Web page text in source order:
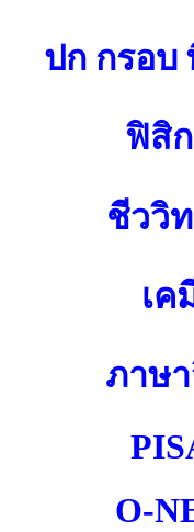
ปก กรอบ
ฟิสิ
ชีววิ
เค
ภาษ
O-